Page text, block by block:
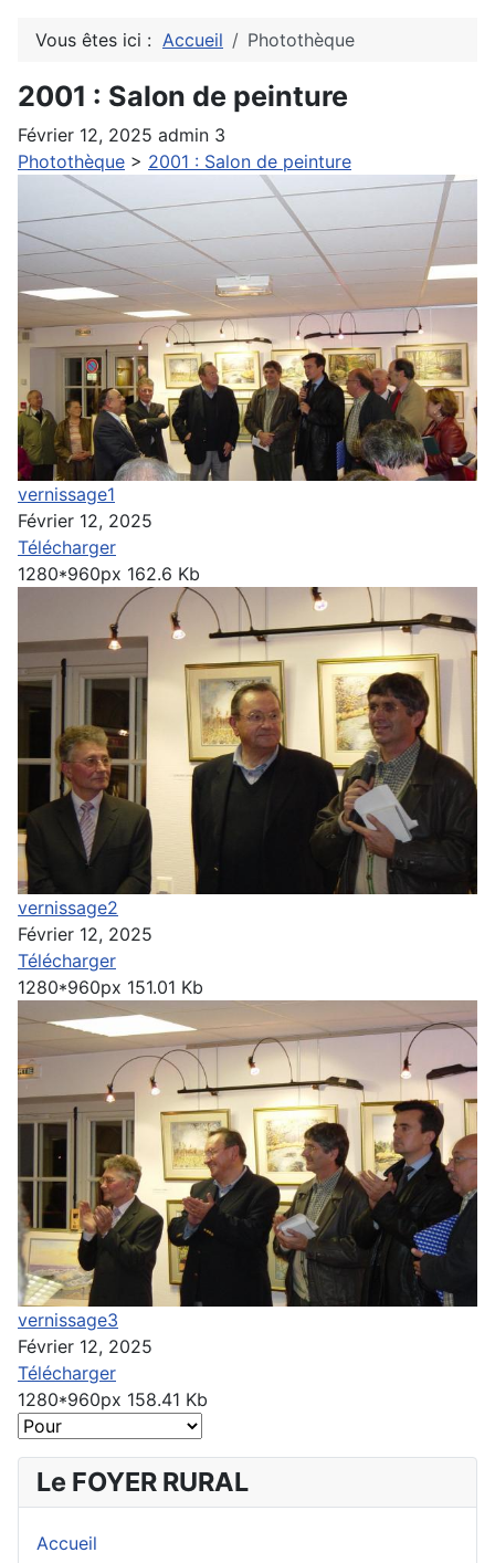
Vous êtes ici : Accueil Photothèque
2001 : Salon de peinture
Février 12, 2025 admin 3
Photothèque > 2001 : Salon de peinture
vernissage1
Février 12, 2025
Télécharger
1280*960px 162.6 Kb
vernissage2
Février 12, 2025
Télécharger
1280*960px 151.01 Kb
vernissage3
Février 12, 2025
Télécharger
1280*960px 158.41 Kb
Le FOYER RURAL
Accueil